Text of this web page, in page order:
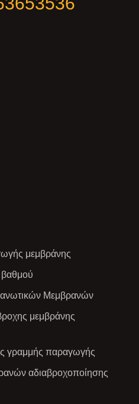
μεμβράνης
Μεμβρανών
μεμβράνης
γραμμής παραγωγής
αδιαβροχοποίησης